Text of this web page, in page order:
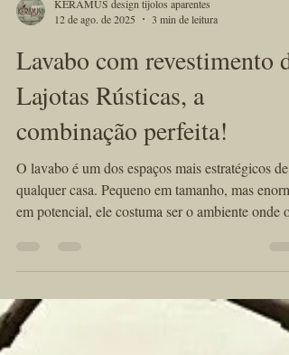
KÉRAMUS design tijolos aparentes
12 de ago. de 2025
Lavabo com revestimento de
Lajotas Rústicas, a
O lavabo é um dos espaços mais estratégicos de
qualquer casa. Pequeno em tamanho, mas
em potencial, ele costuma ser o ambiente onde os